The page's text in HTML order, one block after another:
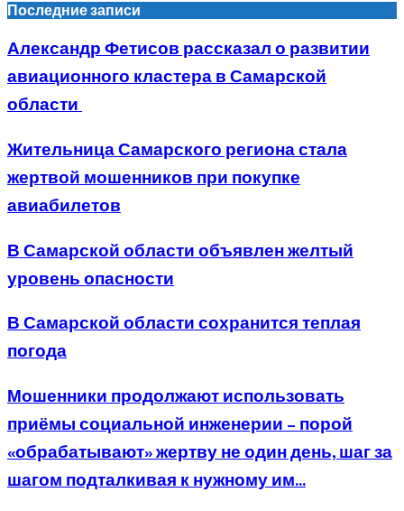
Последние записи
Александр Фетисов рассказал о развитии
авиационного кластера в Самарской
области
Жительница Самарского региона стала
жертвой мошенников при покупке
авиабилетов
В Самарской области объявлен желтый
уровень опасности
В Самарской области сохранится теплая
погода
Мошенники продолжают использовать
приёмы социальной инженерии – порой
«обрабатывают» жертву не один день, шаг за
шагом подталкивая к нужному им...